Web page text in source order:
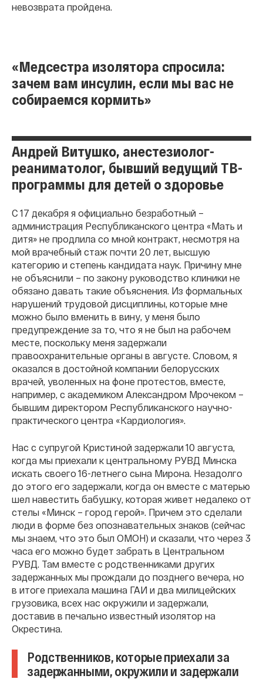
невозврата пройдена.
«Медсестра изолятора спросила:
зачем вам инсулин, если мы вас не
собираемся кормить»
Андрей Витушко, анестезиолог-
реаниматолог, бывший ведущий ТВ-
программы для детей о здоровье
C 17 декабря я официально безработный –
администрация Республиканского центра «Мать и
дитя» не продлила со мной контракт, несмотря на
мой врачебный стаж почти 20 лет, высшую
категорию и степень кандидата наук. Причину мне
не объяснили – по закону руководство клиники не
обязано давать такие объяснения. Из формальных
нарушений трудовой дисциплины, которые мне
можно было вменить в вину, у меня было
предупреждение за то, что я не был на рабочем
месте, поскольку меня задержали
правоохранительные органы в августе. Словом, я
оказался в достойной компании белорусских
врачей, уволенных на фоне протестов, вместе,
например, с академиком Александром Мрочеком –
бывшим директором Республиканского научно-
практического центра «Кардиология».
Нас с супругой Кристиной задержали 10 августа,
когда мы приехали к центральному РУВД Минска
искать своего 16-летнего сына Мирона. Незадолго
до этого его задержали, когда он вместе с матерью
шел навестить бабушку, которая живет недалеко от
стелы «Минск – город герой». Причем это сделали
люди в форме без опознавательных знаков (сейчас
мы знаем, что это был ОМОН) и сказали, что через 3
часа его можно будет забрать в Центральном
РУВД. Там вместе с родственниками других
задержанных мы прождали до позднего вечера, но
в итоге приехала машина ГАИ и два милицейских
грузовика, всех нас окружили и задержали,
доставив в печально известный изолятор на
Окрестина.
Родственников, которые приехали за
задержанными, окружили и задержали